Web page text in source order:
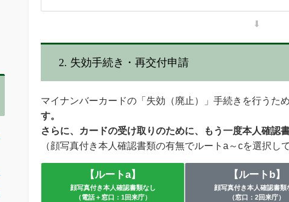
⬇
2. 失効手続き・再交付申請
マイナンバーカードの「失効（廃止）」手続きを行うため
す。
さらに、カードの受け取りのために、もう一度本人確認
（顔写真付き本人確認書類の有無でルートa～cを選択し
【ルートa】
顔写真付き本人確認書類なし
（電話＋窓口：1回来庁）
【ルートb】
顔写真付き本人確認書類
（窓口：2回来庁）